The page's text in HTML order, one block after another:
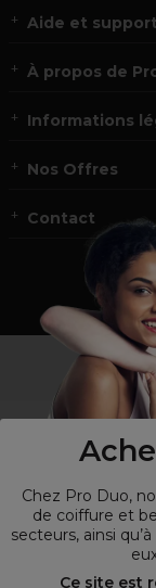
Chez Pro Duo,
de coiffure et
secteurs, ainsi
Ce site est
Aide et
À propos de
Informations
Nos Offres
Contact
Vous
Visitez